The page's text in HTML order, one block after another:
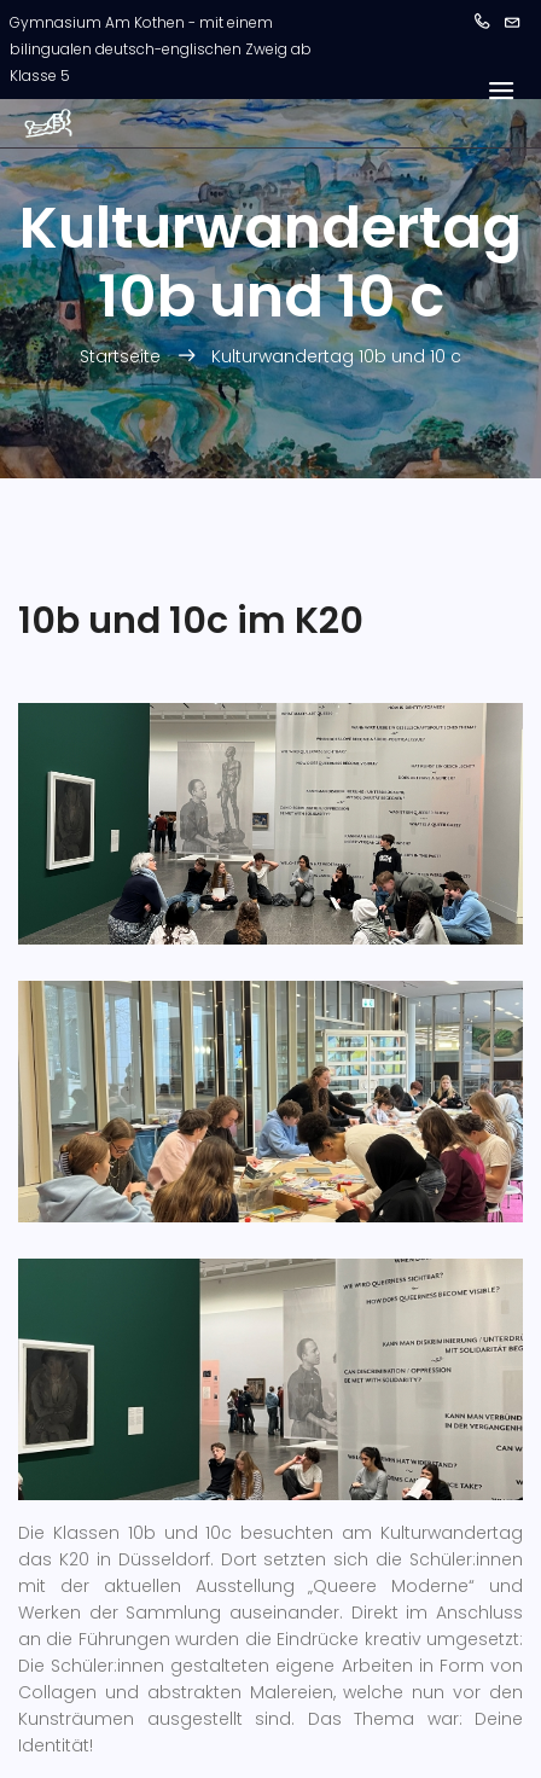
Gymnasium Am Kothen - mit einem
bilingualen deutsch-englischen Zweig ab
Klasse 5
Kulturwandertag
10b und 10 c
Startseite Kulturwandertag 10b und 10 c
10b und 10c im K20
Die Klassen 10b und 10c besuchten am Kulturwandertag
das K20 in Düsseldorf. Dort setzten sich die Schüler:innen
mit der aktuellen Ausstellung „Queere Moderne“ und
Werken der Sammlung auseinander. Direkt im Anschluss
an die Führungen wurden die Eindrücke kreativ umgesetzt:
Die Schüler:innen gestalteten eigene Arbeiten in Form von
Collagen und abstrakten Malereien, welche nun vor den
Kunsträumen ausgestellt sind. Das Thema war: Deine
Identität!